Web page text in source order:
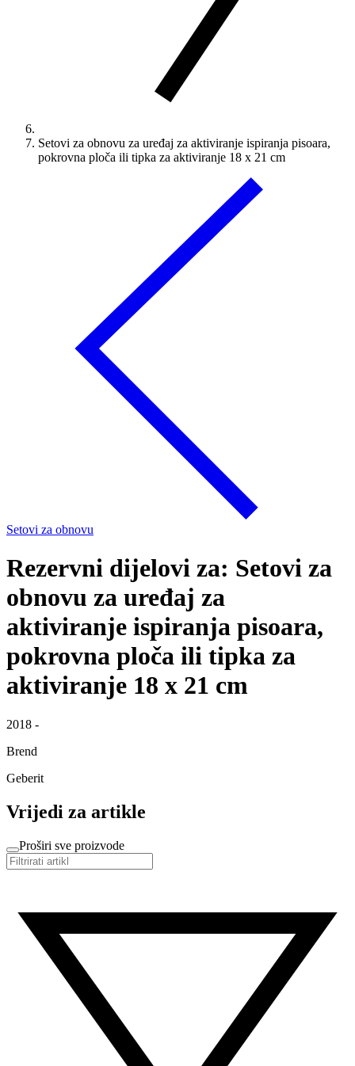
Setovi za obnovu za uređaj za aktiviranje ispiranja pisoara,
pokrovna ploča ili tipka za aktiviranje 18 x 21 cm
Setovi za obnovu
Rezervni dijelovi za: Setovi za
obnovu za uređaj za
aktiviranje ispiranja pisoara,
pokrovna ploča ili tipka za
aktiviranje 18 x 21 cm
2018 -
Brend
Geberit
Vrijedi za artikle
Proširi sve proizvode